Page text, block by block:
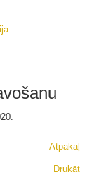
Atpakaļ
Drukāt